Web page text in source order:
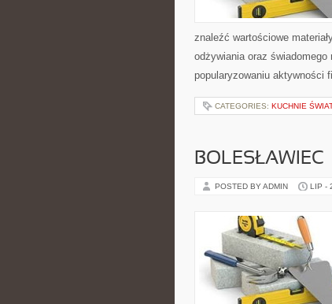
znaleźć wartościowe
odżywiania oraz świadomego
popularyzowaniu aktywności
CATEGORIES: KUCHNIE
BOLESŁAWIEC
POSTED BY ADMIN LIP -